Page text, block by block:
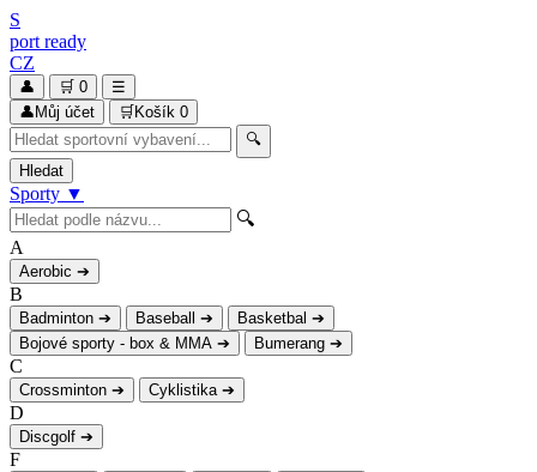
S
port ready
CZ
👤 🛒 0
☰
👤 Můj účet 🛒 Košík 0
🔍
Hledat
Sporty ▼
🔍
A
Aerobic ➔
B
Badminton ➔ Baseball ➔ Basketbal ➔
Bojové sporty - box & MMA ➔ Bumerang ➔
C
Crossminton ➔ Cyklistika ➔
D
Discgolf ➔
F